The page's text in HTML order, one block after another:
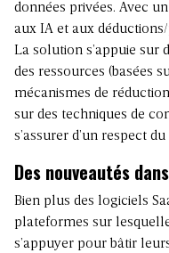
données privées. Avec
aux IA et aux
La solution s’appuie sur
des ressources (basées
mécanismes de
sur des techniques de
s’assurer d’un respect
Des nouveautés
Bien plus des logiciels
plateformes sur
s’appuyer pour bâtir